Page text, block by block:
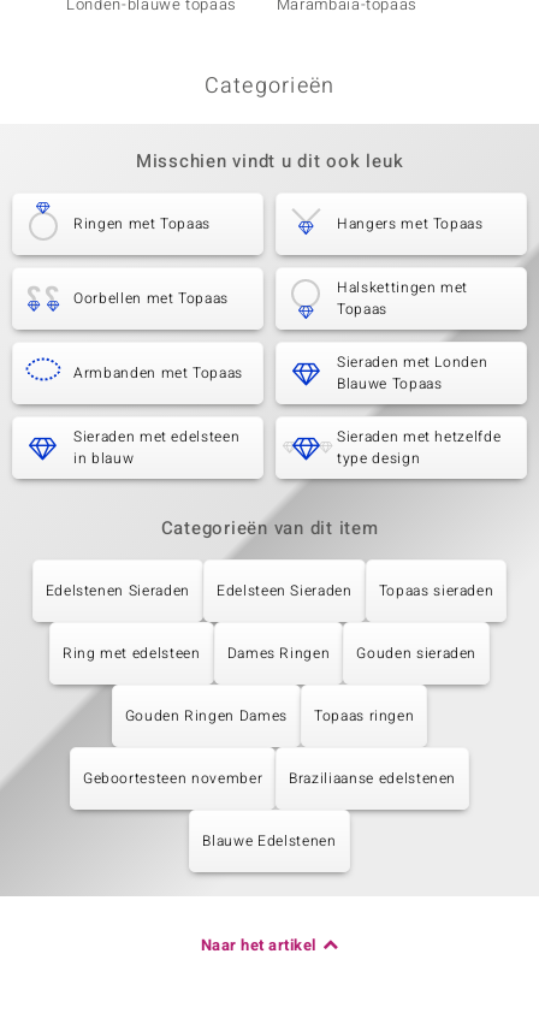
Categorieën
Misschien vindt u dit ook leuk
Ringen met Topaas Hangers met Topaas
Oorbellen met Topaas
Halskettingen met
Topaas
Armbanden met Topaas
Sieraden met Londen
Blauwe Topaas
Sieraden met edelsteen
in blauw
Sieraden met hetzelfde
type design
Categorieën van dit item
Edelstenen Sieraden Edelsteen Sieraden Topaas sieraden
Ring met edelsteen Dames Ringen Gouden sieraden
Gouden Ringen Dames Topaas ringen
Geboortesteen november Braziliaanse edelstenen
Blauwe Edelstenen
Naar het artikel